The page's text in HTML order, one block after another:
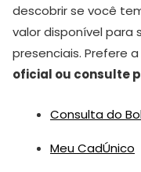
descobrir se você
valor disponível para
presenciais. Prefere
oficial ou consulte
Consulta do
Meu CadÚnico